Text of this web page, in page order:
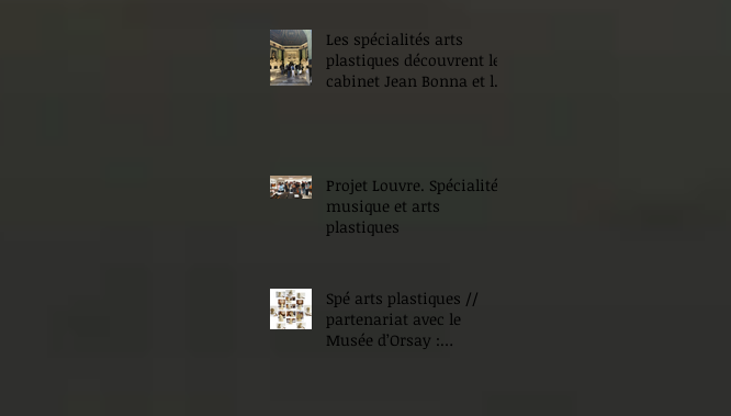
Les spécialités arts
plastiques découvrent le
cabinet Jean Bonna et les
Projet Louvre. Spécialité
musique et arts
plastiques
Spé arts plastiques //
partenariat avec le
Musée d’Orsay :